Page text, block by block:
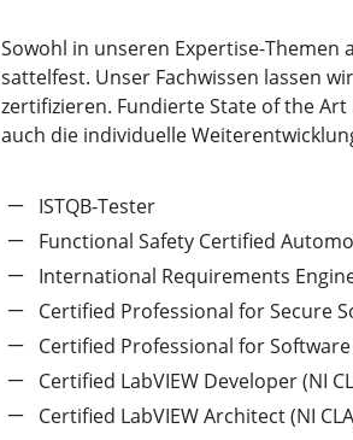
Sowohl in unseren Expertise-
sattelfest. Unser Fachwissen lassen
zertifizieren. Fundierte State of the
auch die individuelle
ISTQB-Tester
Functional Safety Certified
International Requirements
Certified Professional for Secure
Certified Professional for Software
Certified LabVIEW Developer (NI
Certified LabVIEW Architect (NI